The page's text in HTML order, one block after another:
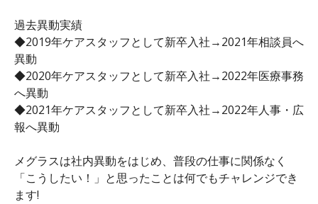
過去異動実績
◆2019年ケアスタッフとして新卒入社→2021年相談員へ
異動
◆2020年ケアスタッフとして新卒入社→2022年医療事務
へ異動
◆2021年ケアスタッフとして新卒入社→2022年人事・広
報へ異動
メグラスは社内異動をはじめ、普段の仕事に関係なく
「こうしたい！」と思ったことは何でもチャレンジでき
ます!